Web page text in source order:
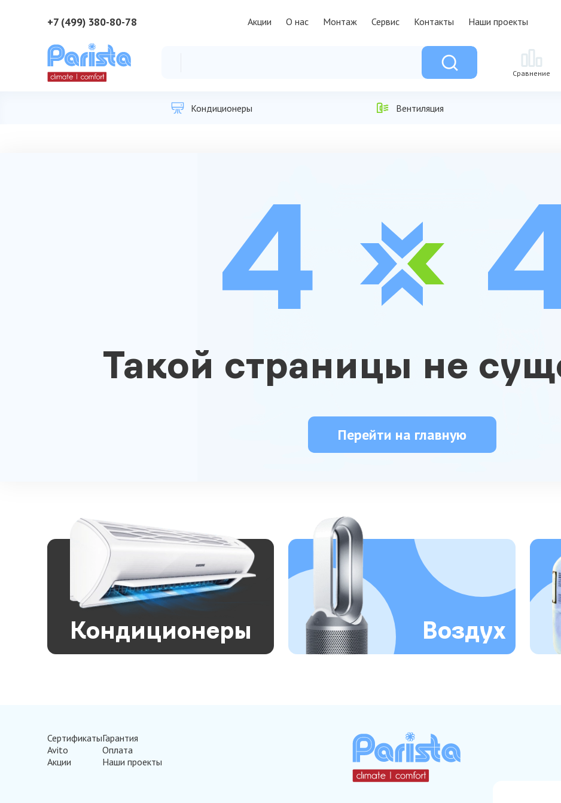
+7 (499) 380-80-78 Акции О нас Монтаж Сервис Контакты Наши проекты
Сравнение
Кондиционеры Вентиляция
Такой страницы не
Перейти на главную
Кондиционеры Воздух
Сертификаты
Avito
Акции
Гарантия
Оплата
Наши проекты